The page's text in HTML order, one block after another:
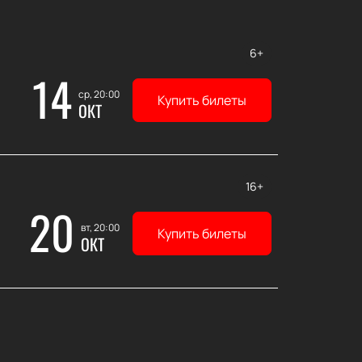
14 ср, 20:00
ОКТ
6+
Купить билеты
20 вт, 20:00
ОКТ
16+
Купить билеты